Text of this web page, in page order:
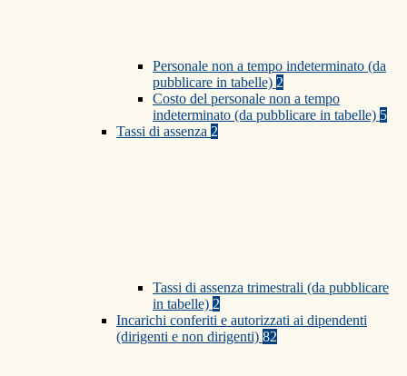
Personale non a tempo indeterminato (da
pubblicare in tabelle) 2
Costo del personale non a tempo
indeterminato (da pubblicare in tabelle) 5
Tassi di assenza 2
Tassi di assenza trimestrali (da pubblicare
in tabelle) 2
Incarichi conferiti e autorizzati ai dipendenti
(dirigenti e non dirigenti) 82